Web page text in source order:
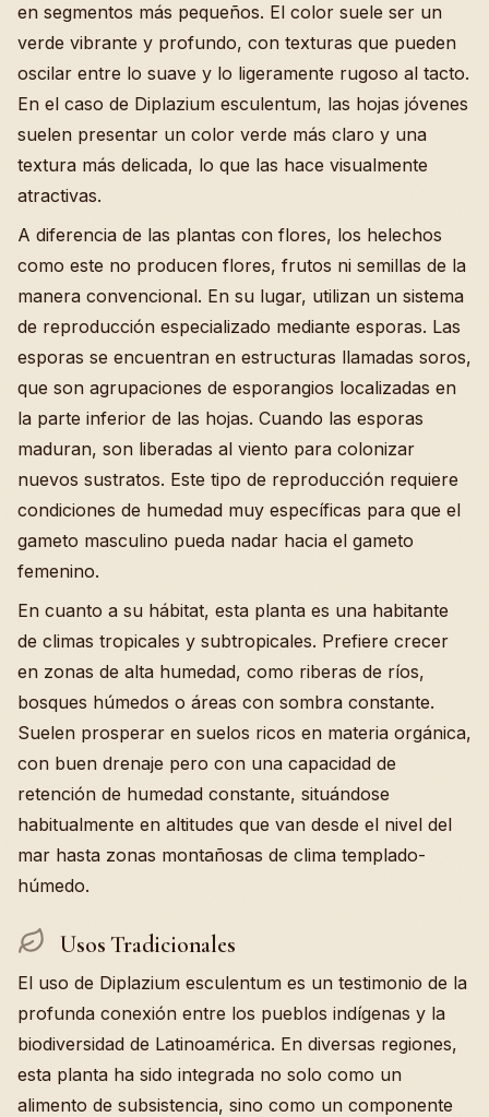
en segmentos más pequeños. El color suele ser un
verde vibrante y profundo, con texturas que pueden
oscilar entre lo suave y lo ligeramente rugoso al tacto.
En el caso de Diplazium esculentum, las hojas jóvenes
suelen presentar un color verde más claro y una
textura más delicada, lo que las hace visualmente
atractivas.
A diferencia de las plantas con flores, los helechos
como este no producen flores, frutos ni semillas de la
manera convencional. En su lugar, utilizan un sistema
de reproducción especializado mediante esporas. Las
esporas se encuentran en estructuras llamadas soros,
que son agrupaciones de esporangios localizadas en
la parte inferior de las hojas. Cuando las esporas
maduran, son liberadas al viento para colonizar
nuevos sustratos. Este tipo de reproducción requiere
condiciones de humedad muy específicas para que el
gameto masculino pueda nadar hacia el gameto
femenino.
En cuanto a su hábitat, esta planta es una habitante
de climas tropicales y subtropicales. Prefiere crecer
en zonas de alta humedad, como riberas de ríos,
bosques húmedos o áreas con sombra constante.
Suelen prosperar en suelos ricos en materia orgánica,
con buen drenaje pero con una capacidad de
retención de humedad constante, situándose
habitualmente en altitudes que van desde el nivel del
mar hasta zonas montañosas de clima templado-
húmedo.
Usos Tradicionales
El uso de Diplazium esculentum es un testimonio de la
profunda conexión entre los pueblos indígenas y la
biodiversidad de Latinoamérica. En diversas regiones,
esta planta ha sido integrada no solo como un
alimento de subsistencia, sino como un componente